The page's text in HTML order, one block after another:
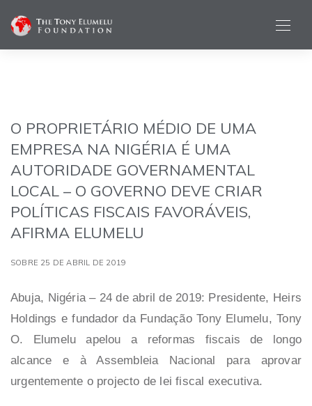
O PROPRIETÁRIO MÉDIO DE UMA
EMPRESA NA NIGÉRIA É UMA
AUTORIDADE GOVERNAMENTAL
LOCAL – O GOVERNO DEVE CRIAR
POLÍTICAS FISCAIS FAVORÁVEIS,
AFIRMA ELUMELU
SOBRE 25 DE ABRIL DE 2019
Abuja, Nigéria – 24 de abril de 2019: Presidente, Heirs
Holdings e fundador da Fundação Tony Elumelu, Tony
O. Elumelu apelou a reformas fiscais de longo
alcance e à Assembleia Nacional para aprovar
urgentemente o projecto de lei fiscal executiva.